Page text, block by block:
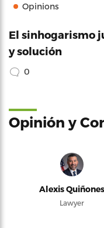
Opinions
El sinhogarismo
y solución
0
Opinión y
Alexis Quiñones
Lawyer